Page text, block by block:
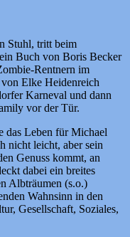
Stuhl, tritt beim
Buch von Boris Becker
Rentnern im
Elke Heidenreich
Karneval und dann
vor der Tür.
das Leben für Michael
nicht leicht, aber sein
Genuss kommt, an
dabei ein breites
Albträumen (s.o.)
Wahnsinn in den
Gesellschaft, Soziales,